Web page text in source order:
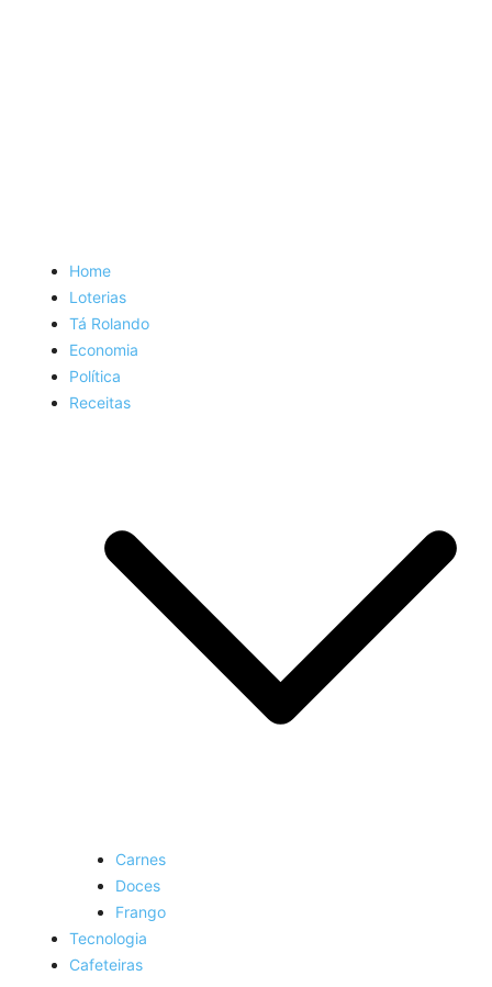
Home
Loterias
Tá Rolando
Economia
Política
Receitas
Carnes
Doces
Frango
Tecnologia
Cafeteiras